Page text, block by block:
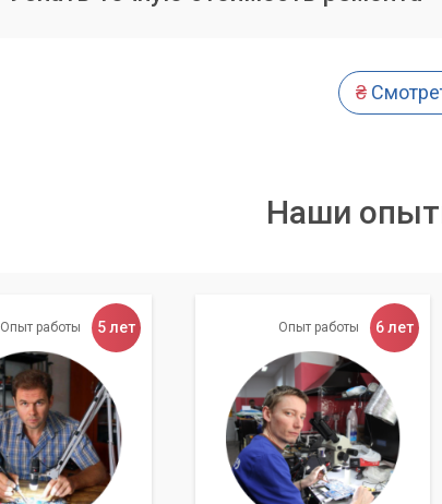
₴
Наши
Опыт работы 5 лет Опыт работы 6 лет